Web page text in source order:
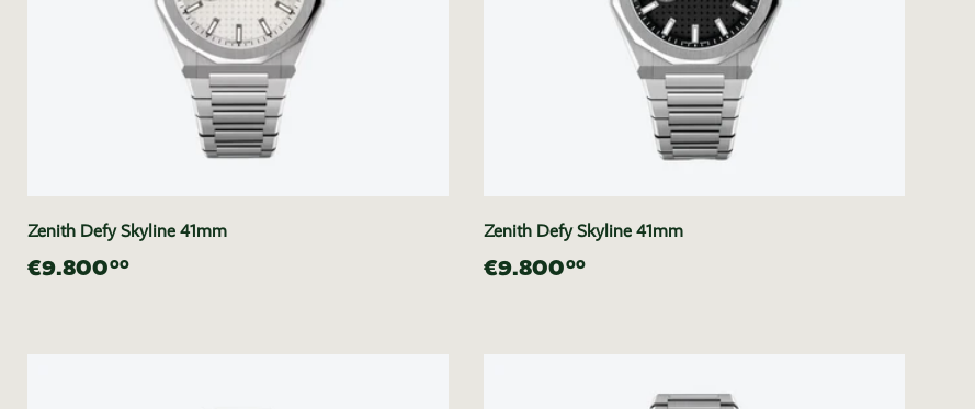
Zenith Defy Skyline 41mm
€9.80000
Zenith Defy Skyline 41mm
€9.80000